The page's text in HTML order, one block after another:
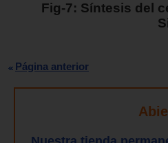
Fig-7: Síntesis del
Página anterior